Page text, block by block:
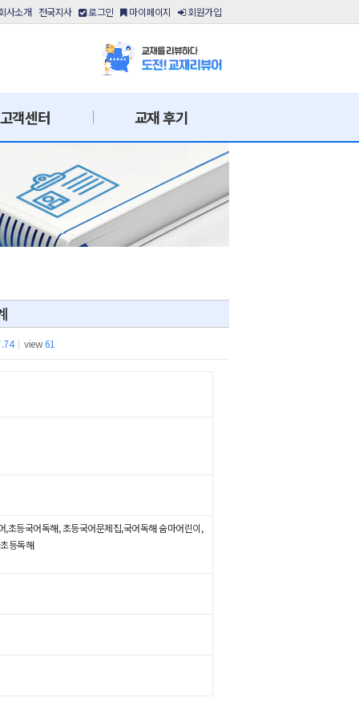
사소개 전국지사 로그인 마이페이지 회원가입
고객센터 교재 후기
| view61
초등국어독해, 초등국어문제집,국어독해 숨마어린이,
등독해